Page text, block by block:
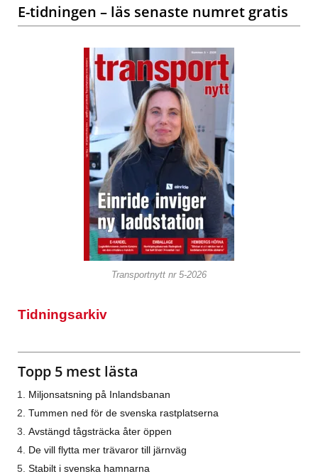
E-tidningen – läs senaste numret gratis
Transportnytt nr 5-2026
Tidningsarkiv
Topp 5 mest lästa
Miljonsatsning på Inlandsbanan
Tummen ned för de svenska rastplatserna
Avstängd tågsträcka åter öppen
De vill flytta mer trävaror till järnväg
Stabilt i svenska hamnarna